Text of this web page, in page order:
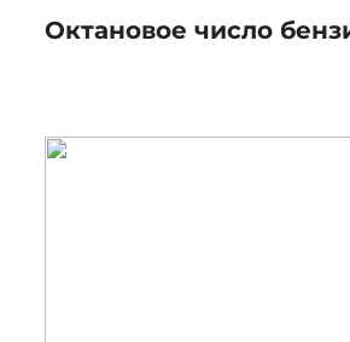
Октановое число